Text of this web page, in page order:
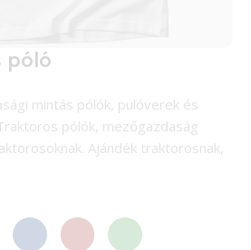
póló
mintás pólók, pulóverek és
pólók, mezőgazdaság
Ajándék traktorosnak,